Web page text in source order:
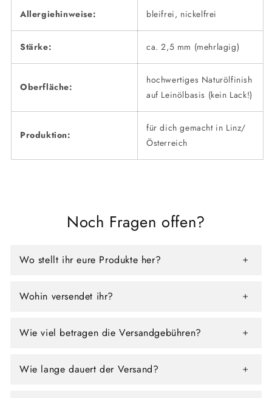
Allergiehinweise: bleifrei, nickelfrei
Stärke: ca. 2,5 mm (mehrlagig)
Oberfläche:
hochwertiges Naturölfinish
auf Leinölbasis (kein Lack!)
Produktion:
für dich gemacht in Linz/
Österreich
Noch Fragen offen?
Wo stellt ihr eure Produkte her?
Wohin versendet ihr?
Wie viel betragen die Versandgebühren?
Wie lange dauert der Versand?